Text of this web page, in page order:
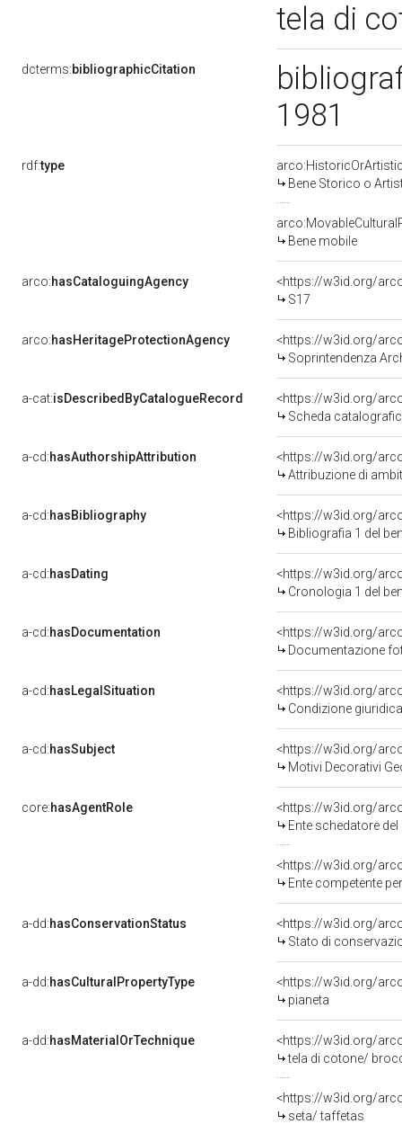
tela di
dcterms:bibliographicCitation
1981
rdf:type
Bene Storico o
Bene mobile
arco:hasCataloguingAgency
<https://w3id.org/
S17
arco:hasHeritageProtectionAgency
<https://w3id.org/
Soprintendenza
a-cat:isDescribedByCatalogueRecord
<https://w3id.org/
Scheda
a-cd:hasAuthorshipAttribution
<https://w3id.org/
Attribuzione di
a-cd:hasBibliography
<https://w3id.org/
Bibliografia 1 del
a-cd:hasDating
<https://w3id.org/
Cronologia 1 del
a-cd:hasDocumentation
Documentazione
a-cd:hasLegalSituation
Condizione
a-cd:hasSubject
<https://w3id.org/
Motivi Decorativi
core:hasAgentRole
<https://w3id.org/
Ente schedatore del
<https://w3id.org/
Ente competente per tutela del
a-dd:hasConservationStatus
<https://w3id.org/
Stato di
a-dd:hasCulturalPropertyType
<https://w3id.org/
pianeta
a-dd:hasMaterialOrTechnique
<https://w3id.org/
tela di cotone/
<https://w3id.org/
seta/ taffetas